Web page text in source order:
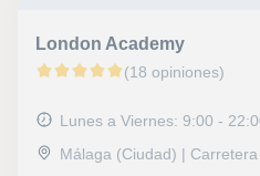
adultos), Graduado escolar,
General, ESO, Bachillerato,
Matemáticas y Dirección
London Academy
(18 opiniones)
Lunes a Viernes: 9:00 -
Málaga (Ciudad) |